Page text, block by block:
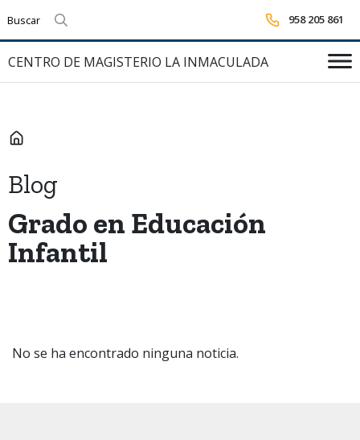
Realizar búsqueda 958 205 861
CENTRO DE MAGISTERIO LA INMACULADA
INICIO
Blog
Grado en Educación
Infantil
No se ha encontrado ninguna noticia.